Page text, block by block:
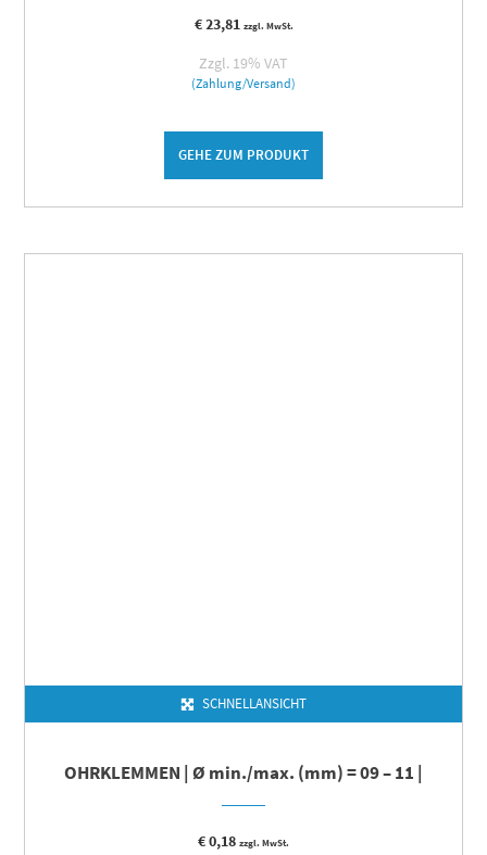
€23,81 zzgl. MwSt.
Zzgl. 19% VAT
(Zahlung/Versand)
GEHE ZUM PRODUKT
SCHNELLANSICHT
OHRKLEMMEN | Ø min./max. (mm) = 09 – 11 |
€0,18 zzgl. MwSt.